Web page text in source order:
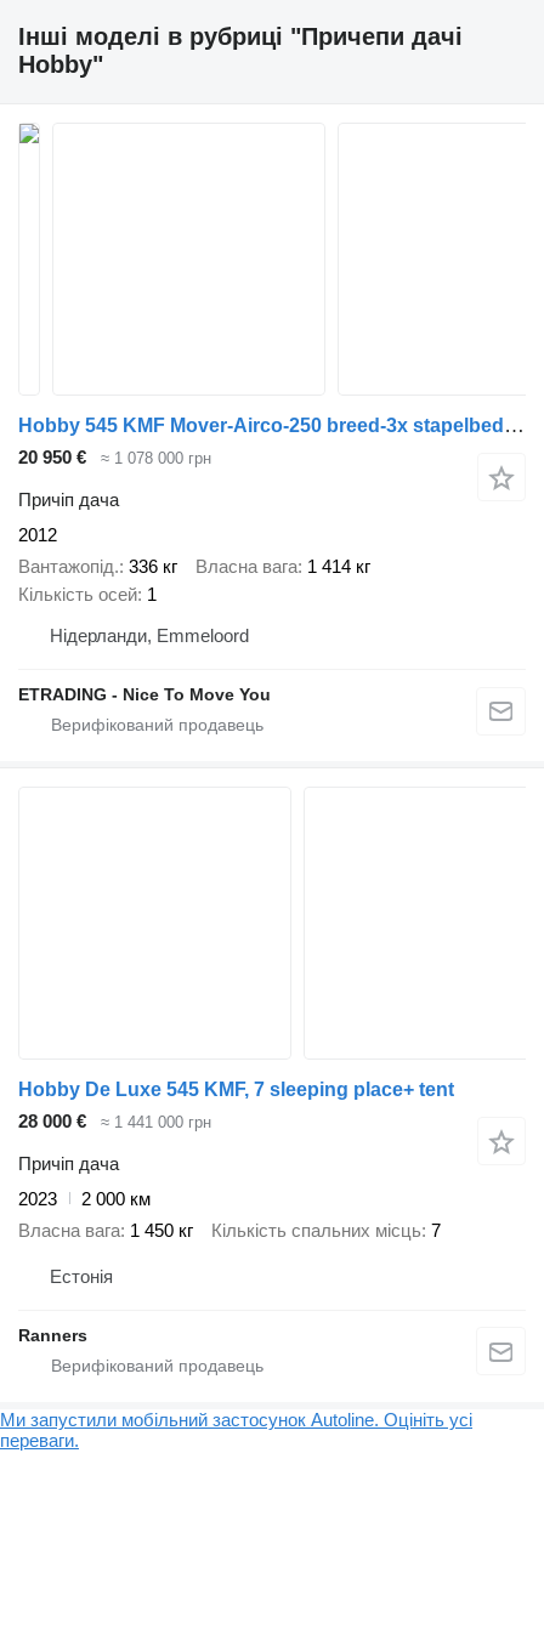
Інші моделі в рубриці "Причепи дачі
Hobby"
Hobby 545 KMF Mover-Airco-250 breed-3x stapelbed TOPSTAAT
20 950 € ≈ 1 078 000 грн
Причіп дача
2012
Вантажопід. 336 кг Власна вага 1 414 кг
Кількість осей 1
Нідерланди, Emmeloord
ETRADING - Nice To Move You
Hobby De Luxe 545 KMF, 7 sleeping place+ tent
28 000 €
≈ 1 441 000 грн
Причіп дача
2023
2 000 км
Власна вага 1 450 кг Кількість спальних місць 7
Естонія
Ranners
Ми запустили мобільний застосунок Autoline. Оцініть усі
переваги.